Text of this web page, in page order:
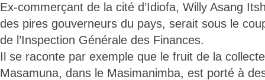
Ex-commerçant de la cité d’Idiofa, Willy Asang
des pires gouverneurs du pays, serait sous le
de l’Inspection Générale des Finances.
Il se raconte par exemple que le fruit de la
Masamuna, dans le Masimanimba, est porté à